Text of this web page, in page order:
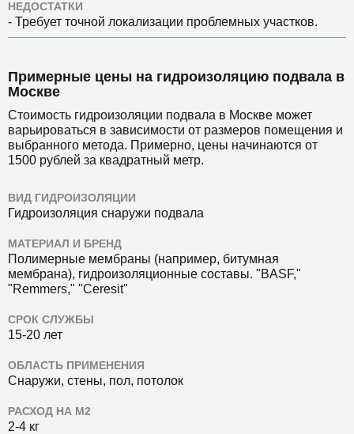
НЕДОСТАТКИ
- Требует точной локализации проблемных участков.
Примерные цены на гидроизоляцию подвала в
Москве
Стоимость гидроизоляции подвала в Москве может
варьироваться в зависимости от размеров помещения и
выбранного метода. Примерно, цены начинаются от
1500 рублей за квадратный метр.
ВИД ГИДРОИЗОЛЯЦИИ
Гидроизоляция снаружи подвала
МАТЕРИАЛ И БРЕНД
Полимерные мембраны (например, битумная
мембрана), гидроизоляционные составы. "BASF,"
"Remmers," "Ceresit"
СРОК СЛУЖБЫ
15-20 лет
ОБЛАСТЬ ПРИМЕНЕНИЯ
Снаружи, стены, пол, потолок
РАСХОД НА М2
2-4 кг